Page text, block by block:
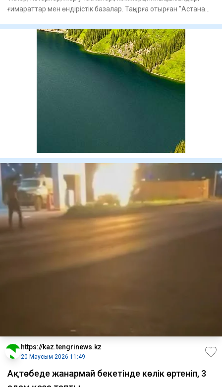
ғимараттар мен өндірістік базалар. Тақырға отырған "Астана
https://kaz.tengrinews.kz
20 Маусым 2026 11:49
Ақтөбеде жанармай бекетінде көлік өртеніп, 3